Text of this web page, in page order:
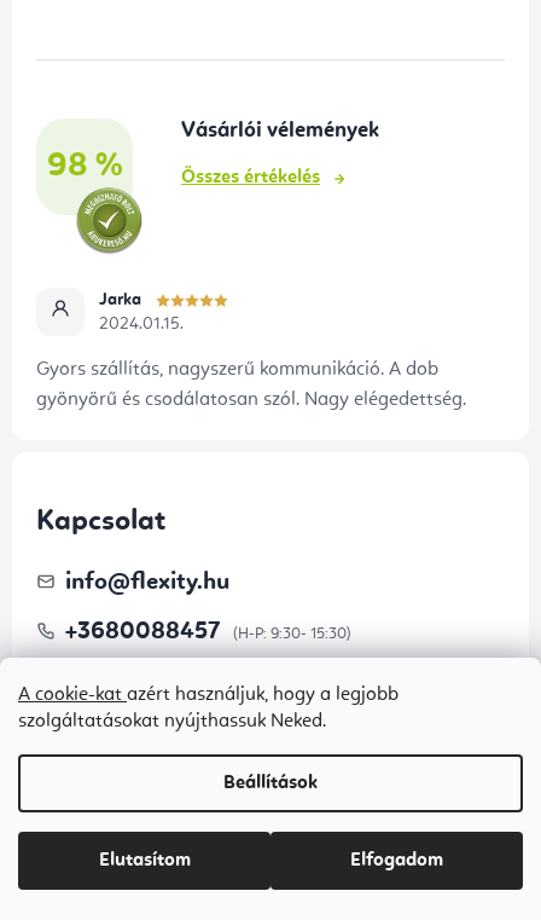
A cookie-kat azért használjuk, hogy a legjobb
szolgáltatásokat nyújthassuk Neked.
Beállítások
Elutasítom Elfogadom
98 %
Vásárlói vélemények
Összes értékelés
Jarka
2024.01.15.
Gyors szállítás, nagyszerű kommunikáció. A dob
gyönyörű és csodálatosan szól. Nagy elégedettség.
Kapcsolat
info@flexity.hu
+3680088457
Iratkozzon fel hírlevelünkre